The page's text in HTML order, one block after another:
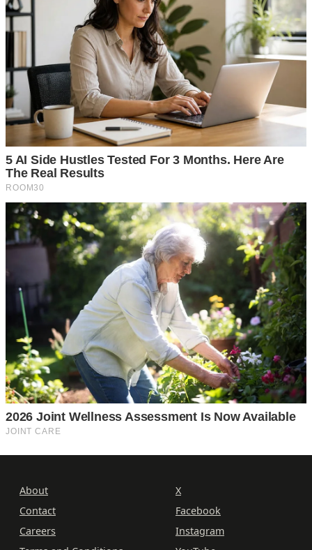
About
Contact
Careers
X
Facebook
Instagram